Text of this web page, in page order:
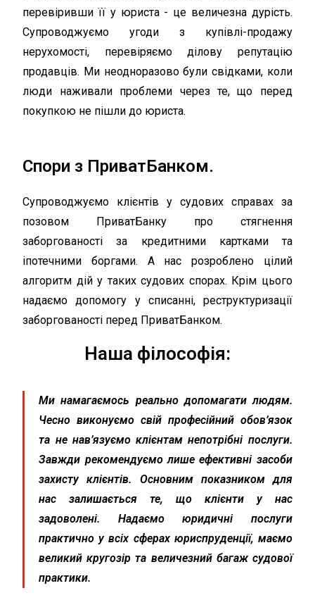
перевіривши її у юриста - це величезна дурість.
Супроводжуємо угоди з купівлі-продажу
нерухомості, перевіряємо ділову репутацію
продавців. Ми неодноразово були свідками, коли
люди наживали проблеми через те, що перед
покупкою не пішли до юриста.
Спори з ПриватБанком.
Супроводжуємо клієнтів у судових справах за
позовом ПриватБанку про стягнення
заборгованості за кредитними картками та
іпотечними боргами. А нас розроблено цілий
алгоритм дій у таких судових спорах. Крім цього
надаємо допомогу у списанні, реструктуризації
заборгованості перед ПриватБанком.
Наша філософія:
Ми намагаємось реально допомагати людям.
Чесно виконуємо свій професійний обов’язок
та не нав’язуємо клієнтам непотрібні послуги.
Завжди рекомендуємо лише ефективні засоби
захисту клієнтів. Основним показником для
нас залишається те, що клієнти у нас
задоволені. Надаємо юридичні послуги
практично у всіх сферах юриспруденції, маємо
великий кругозір та величезний багаж судової
практики.